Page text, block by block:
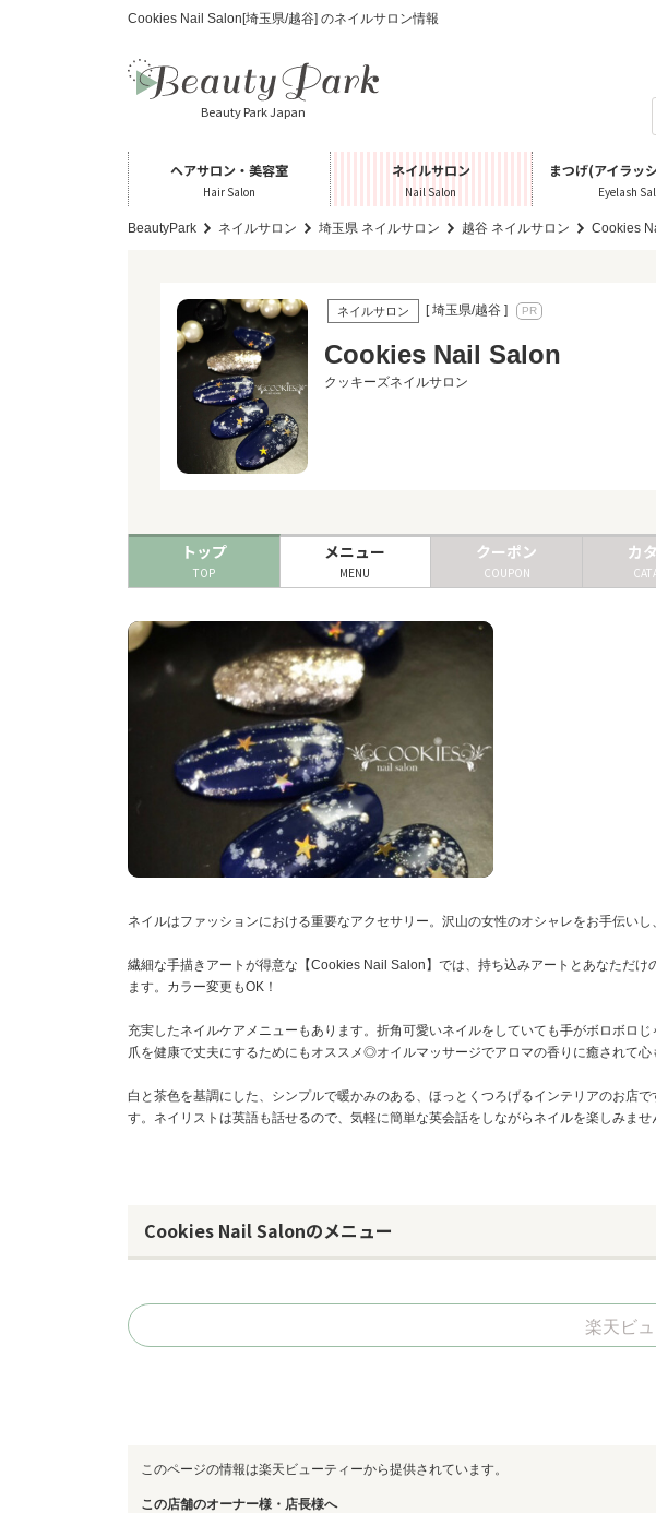
Cookies Nail Salon[埼玉県/越谷] のネイルサロン情報
Beauty Park Japan
ヘアサロン・美容室
Hair Salon
ネイルサロン
Nail Salon
まつげ(アイラッ
Eyelash
BeautyPark ネイルサロン 埼玉県 ネイルサロン 越谷 ネイルサロン Cookies
ネイルサロン [ 埼玉県/越谷 ]
Cookies Nail Salon
クッキーズネイルサロン
トップ
TOP
メニュー
MENU
クーポン
COUPON
カ
ネイルはファッションにおける重要なアクセサリー。沢山の女性のオシャレをお手伝い
繊細な手描きアートが得意な【Cookies Nail Salon】では、持ち込みアートとあなただ
ます。カラー変更もOK！
充実したネイルケアメニューもあります。折角可愛いネイルをしていても手がボロボロ
爪を健康で丈夫にするためにもオススメ◎オイルマッサージでアロマの香りに癒されて心
白と茶色を基調にした、シンプルで暖かみのある、ほっとくつろげるインテリアのお店
す。ネイリストは英語も話せるので、気軽に簡単な英会話をしながらネイルを楽しみませ
Cookies Nail Salonのメニュー
楽天ビ
このページの情報は楽天ビューティーから提供されています。
この店舗のオーナー様・店長様へ